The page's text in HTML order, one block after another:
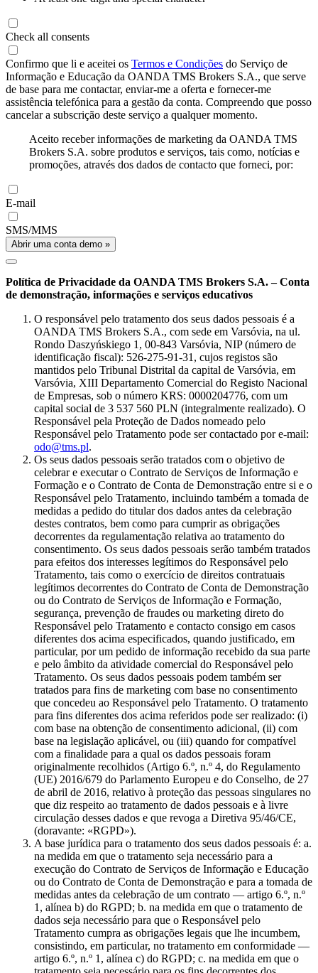
Check all consents
Confirmo que li e aceitei os Termos e Condições do Serviço de
Informação e Educação da OANDA TMS Brokers S.A., que serve
de base para me contactar, enviar-me a oferta e fornecer-me
assistência telefónica para a gestão da conta. Compreendo que posso
cancelar a subscrição deste serviço a qualquer momento.
Aceito receber informações de marketing da OANDA TMS
Brokers S.A. sobre produtos e serviços, tais como, notícias e
promoções, através dos dados de contacto que forneci, por:
E-mail
SMS/MMS
Abrir uma conta demo »
Política de Privacidade da OANDA TMS Brokers S.A. – Conta
de demonstração, informações e serviços educativos
O responsável pelo tratamento dos seus dados pessoais é a
OANDA TMS Brokers S.A., com sede em Varsóvia, na ul.
Rondo Daszyńskiego 1, 00-843 Varsóvia, NIP (número de
identificação fiscal): 526-275-91-31, cujos registos são
mantidos pelo Tribunal Distrital da capital de Varsóvia, em
Varsóvia, XIII Departamento Comercial do Registo Nacional
de Empresas, sob o número KRS: 0000204776, com um
capital social de 3 537 560 PLN (integralmente realizado). O
Responsável pela Proteção de Dados nomeado pelo
Responsável pelo Tratamento pode ser contactado por e-mail:
odo@tms.pl.
Os seus dados pessoais serão tratados com o objetivo de
celebrar e executar o Contrato de Serviços de Informação e
Formação e o Contrato de Conta de Demonstração entre si e o
Responsável pelo Tratamento, incluindo também a tomada de
medidas a pedido do titular dos dados antes da celebração
destes contratos, bem como para cumprir as obrigações
decorrentes da regulamentação relativa ao tratamento do
consentimento. Os seus dados pessoais serão também tratados
para efeitos dos interesses legítimos do Responsável pelo
Tratamento, tais como o exercício de direitos contratuais
legítimos decorrentes do Contrato de Conta de Demonstração
ou do Contrato de Serviços de Informação e Formação,
segurança, prevenção de fraudes ou marketing direto do
Responsável pelo Tratamento e contacto consigo em casos
diferentes dos acima especificados, quando justificado, em
particular, por um pedido de informação recebido da sua parte
e pelo âmbito da atividade comercial do Responsável pelo
Tratamento. Os seus dados pessoais podem também ser
tratados para fins de marketing com base no consentimento
que concedeu ao Responsável pelo Tratamento. O tratamento
para fins diferentes dos acima referidos pode ser realizado: (i)
com base na obtenção de consentimento adicional, (ii) com
base na legislação aplicável, ou (iii) quando for compatível
com a finalidade para a qual os dados pessoais foram
originalmente recolhidos (Artigo 6.º, n.º 4, do Regulamento
(UE) 2016/679 do Parlamento Europeu e do Conselho, de 27
de abril de 2016, relativo à proteção das pessoas singulares no
que diz respeito ao tratamento de dados pessoais e à livre
circulação desses dados e que revoga a Diretiva 95/46/CE,
(doravante: «RGPD»).
A base jurídica para o tratamento dos seus dados pessoais é: a.
na medida em que o tratamento seja necessário para a
execução do Contrato de Serviços de Informação e Educação
ou do Contrato de Conta de Demonstração e para a tomada de
medidas antes da celebração de um contrato — artigo 6.º, n.º
1, alínea b) do RGPD; b. na medida em que o tratamento de
dados seja necessário para que o Responsável pelo
Tratamento cumpra as obrigações legais que lhe incumbem,
consistindo, em particular, no tratamento em conformidade —
artigo 6.º, n.º 1, alínea c) do RGPD; c. na medida em que o